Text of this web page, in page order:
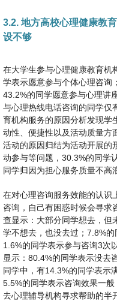
3.2. 地方高校心理健康教
设不够
在大学生参与心理健康教育机
学表示愿意参与个体心理咨询
43.2%的同学愿意参与心理讲
与心理热线电话咨询的同学仅
育机构服务的原因分析发现学
动性、便捷性以及活动质量方
活动的原因归结为活动开展的
动参与等问题，30.3%的同学
同学归因为担心服务质量不高
在对心理咨询服务效能的认识
咨询，自己有困惑时候会寻求
查显示：大部分同学想去，但
学不想去，也没去过；7.8%
1.6%的同学表示参与咨询3次
显示：80.4%的同学表示没去
同学中，有14.3%的同学表示
5.5%的同学表示咨询效果一
去心理辅导机构寻求帮助的半